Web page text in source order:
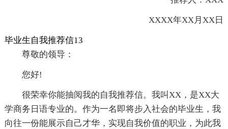
XXXX年XX月XX日
毕业生自我推荐信13
尊敬的领导：
您好!
很荣幸你能抽阅我的自我推荐信。我叫XX，是XX大
学商务日语专业的。作为一名即将步入社会的毕业生，我
向往一份能展示自己才华，实现自我价值的职业，为此我